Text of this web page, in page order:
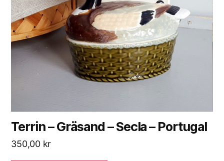
Terrin – Gräsand – Secla – Portugal
350,00 kr